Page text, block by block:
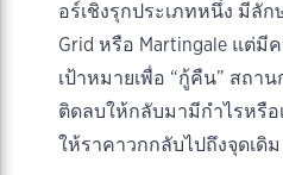
อร์เชิงรุกประเภทหนึ่ง มีลั
Grid หรือ Martingale แต่
เป้าหมายเพื่อ “กู้คืน” สถา
ติดลบให้กลับมามีกำไรหรือ
ให้ราคาวกกลับไปถึงจุดเดิม